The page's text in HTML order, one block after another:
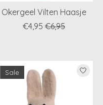
Okergeel Vilten Haasje
€4,95 €6,95
Sale